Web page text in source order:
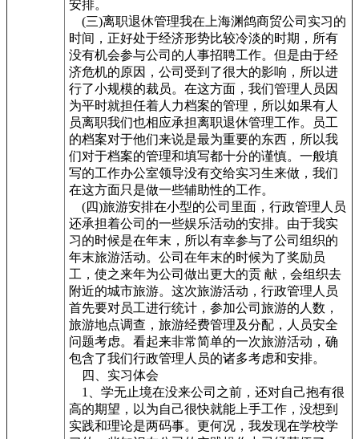
安排。
(三)离职退休管理我在上海渊鸽商贸公司实习的
时间，正好处于经济形势比较冷淡的时期，所有
没有机会参与公司的人事招聘工作。但是由于经
济危机的原因，公司受到了很大的影响，所以进
行了小规模的裁员。在这方面，我们管理人员因
为平时就担任着人力档案的管理，所以如果有人
员离职我们也相应承担离职退休管理工作。员工
的档案对于他们来说是最为重要的东西，所以我
们对于档案的管理和填写都十分的谨慎。一般填
写的工作办公室领导没有交给实习生来做，我们
在这方面只是做一些辅助性的工作。
(四)旅游安排在小型的公司里面，行政管理人员
还承担着公司的一些娱乐活动的安排。由于我实
习的时候是在年末，所以有幸参与了公司组织的
年末旅游活动。公司在年末的时候为了奖励员
工，使之来年为公司做出更大的贡 献，会组织去
附近的城市旅游。这次旅游活动，行政管理人员
首先要对员工进行统计，参加公司旅游的人数，
旅游地点调查，旅游经费管理及分配，人员安全
问题考虑。看起来非常简单的一次旅游活动，确
包含了我们行政管理人员的诸多考虑和安排。
四、实习体会
1、学无止境在没来公司之前，还对自己抱有很
高的期望，以为自己很快就能上手工作，没想到
实践和理论是两码事。更何况，我发现在学校学